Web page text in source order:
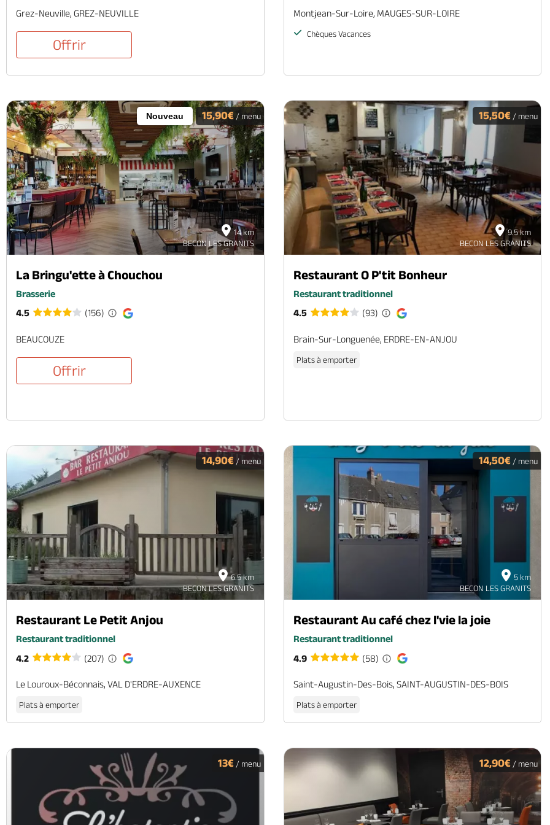
Grez-Neuville, GREZ-NEUVILLE
Offrir
Montjean-Sur-Loire, MAUGES-SUR-LOIRE
Chèques Vacances
14 km
BECON LES GRANITS
Nouveau 15,90€/ menu
La Bringu'ette à Chouchou
Brasserie
4.5
(156)
BEAUCOUZE
Offrir
9.5 km
BECON LES GRANITS
15,50€ / menu
Restaurant O P'tit Bonheur
Restaurant traditionnel
4.5
(93)
Brain-Sur-Longuenée, ERDRE-EN-ANJOU
Plats à emporter
6.5 km
BECON LES GRANITS
14,90€ / menu
Restaurant Le Petit Anjou
Restaurant traditionnel
4.2
(207)
Le Louroux-Béconnais, VAL D'ERDRE-AUXENCE
Plats à emporter
5 km
BECON LES GRANITS
14,50€ / menu
Restaurant Au café chez l'vie la joie
Restaurant traditionnel
4.9
(58)
Saint-Augustin-Des-Bois, SAINT-AUGUSTIN-DES-BOIS
Plats à emporter
13€/ menu 12,90€ / menu